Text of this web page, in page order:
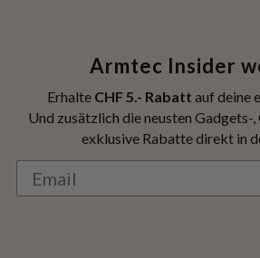
Armtec Insider
Erhalte CHF 5.- Rabatt auf deine
Und zusätzlich die neusten
exklusive Rabatte direkt in